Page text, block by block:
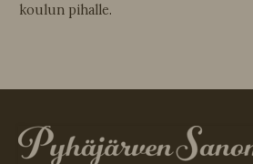
koulun pihalle.